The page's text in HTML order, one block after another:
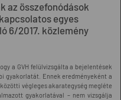
az összefonódások
egyes
6/2017. közlemény
a GVH felülvizsgálta a bejelentések
gyakorlatát. Ennek eredményeként a
végleges akarategység megléte
gyakorlatával – nem vizsgálja